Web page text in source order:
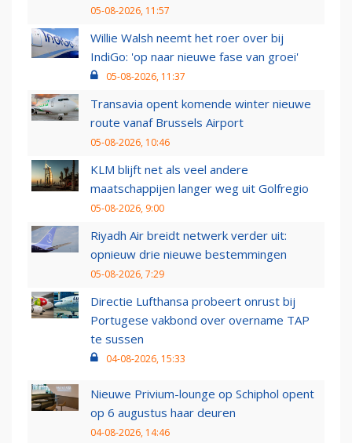
05-08-2026, 11:57
Willie Walsh neemt het roer over bij
IndiGo: 'op naar nieuwe fase van groei'
05-08-2026, 11:37
Transavia opent komende winter nieuwe
route vanaf Brussels Airport
05-08-2026, 10:46
KLM blijft net als veel andere
maatschappijen langer weg uit Golfregio
05-08-2026, 9:00
Riyadh Air breidt netwerk verder uit:
opnieuw drie nieuwe bestemmingen
05-08-2026, 7:29
Directie Lufthansa probeert onrust bij
Portugese vakbond over overname TAP
te sussen
04-08-2026, 15:33
Nieuwe Privium-lounge op Schiphol opent
op 6 augustus haar deuren
04-08-2026, 14:46